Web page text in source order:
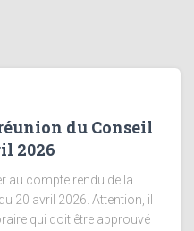
du Conseil
2026
au compte rendu de la
20 avril 2026. Attention, il
qui doit être approuvé